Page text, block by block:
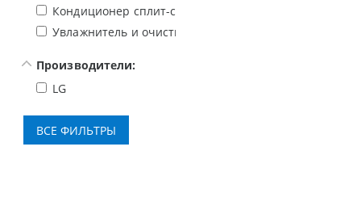
Кондиционер сплит-система
Увлажнитель и очиститель воздуха
Производители:
LG